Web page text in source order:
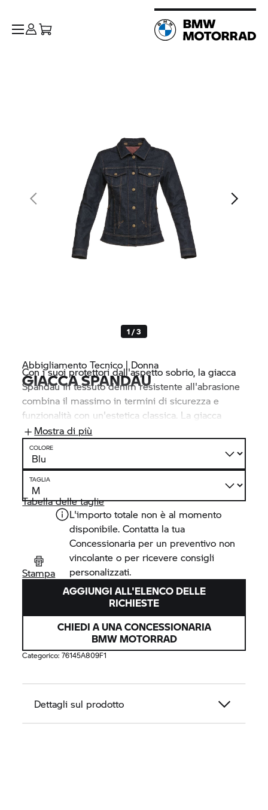
1 / 3
Abbigliamento Tecnico | Donna
GIACCA SPANDAU
Con i suoi protettori dall'aspetto sobrio, la giacca
Spandau in tessuto denim resistente all'abrasione
combina il massimo in termini di sicurezza e
funzionalità con un'estetica classica. La giacca
dispone di quattro tasche esterne e tre tasche
interne. Una cerniera di collegamento consente di
fissarla ai pantaloni
Mostra di più
COLORE
TAGLIA
Tabella delle taglie
Stampa
L'importo totale non è al momento
disponibile. Contatta la tua
Concessionaria per un preventivo non
vincolante o per ricevere consigli
personalizzati.
AGGIUNGI ALL'ELENCO DELLE
RICHIESTE
CHIEDI A UNA CONCESSIONARIA
BMW MOTORRAD
Categorico:76145A809F1
Dettagli sul prodotto